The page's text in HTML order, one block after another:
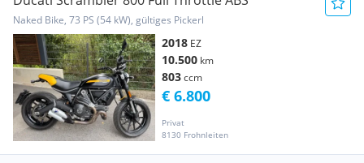
Naked Bike, 73 PS (54 kW), gültiges Pickerl
2018 EZ
10.500 km
803ccm
Privat
8130 Frohnleiten
€ 6.800